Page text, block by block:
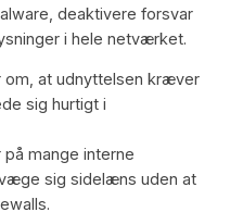
deaktivere forsvar
i hele netværket.
om, at udnyttelsen kræver
sig hurtigt i
på mange interne
sig sidelæns uden at